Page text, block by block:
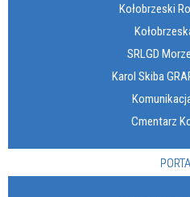
Kołobrzeski
SRLGD
Karol Skiba
Cmentarz